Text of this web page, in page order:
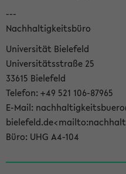
---
Nachhaltigkeitsbüro
Universität Bielefeld
Universitätsstraße 25
33615 Bielefeld
Telefon: +49 521 106-87965
E-Mail:
Büro: UHG A4-104